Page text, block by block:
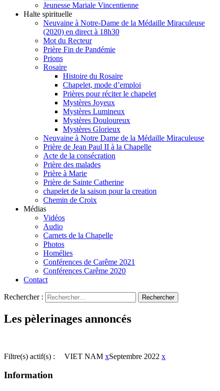
Jeunesse Mariale Vincentienne
Halte spirituelle
Neuvaine à Notre-Dame de la Médaille Miraculeuse
(2020) en direct à 18h30
Mot du Recteur
Prière Fin de Pandémie
Prions
Rosaire
Histoire du Rosaire
Chapelet, mode d’emploi
Prières pour réciter le chapelet
Mystères Joyeux
Mystères Lumineux
Mystères Douloureux
Mystères Glorieux
Neuvaine à Notre Dame de la Médaille Miraculeuse
Prière de Jean Paul II à la Chapelle
Acte de la consécration
Prière des malades
Prière à Marie
Prière de Sainte Catherine
chapelet de la saison pour la creation
Chemin de Croix
Médias
Vidéos
Audio
Carnets de la Chapelle
Photos
Homélies
Conférences de Carême 2021
Conférences Carême 2020
Contact
Rechercher :
Les pèlerinages annoncés
Filtre(s) actif(s) : VIET NAM xSeptembre 2022 x
Information